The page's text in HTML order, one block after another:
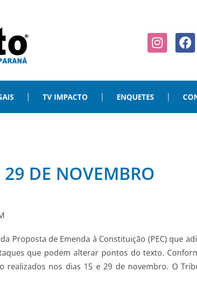
TV IMPACTO ENQUETES
29 DE NOVEMBRO
Proposta de Emenda à Constituição (PEC) que
que podem alterar pontos do texto.
nos dias 15 e 29 de novembro. O